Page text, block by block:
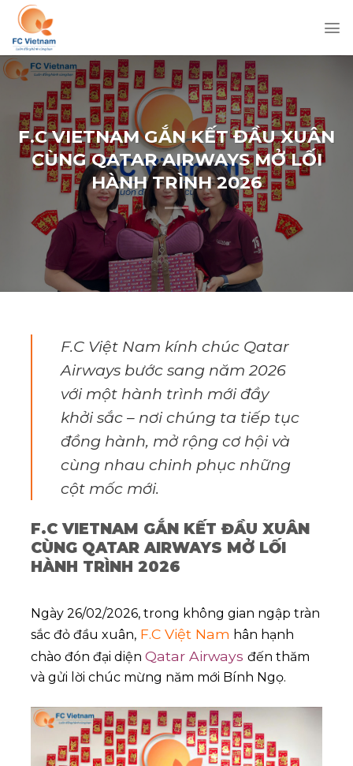
Chuyển
đến
nội
dung
F.C VIETNAM GẮN KẾT ĐẦU XUÂN
CÙNG QATAR AIRWAYS MỞ LỐI
HÀNH TRÌNH 2026
F.C Việt Nam kính chúc Qatar
Airways bước sang năm 2026
với một hành trình mới đầy
khởi sắc – nơi chúng ta tiếp tục
đồng hành, mở rộng cơ hội và
cùng nhau chinh phục những
cột mốc mới.
F.C VIETNAM GẮN KẾT ĐẦU XUÂN
CÙNG QATAR AIRWAYS MỞ LỐI
HÀNH TRÌNH 2026
Ngày 26/02/2026, trong không gian ngập tràn
sắc đỏ đầu xuân, F.C Việt Nam hân hạnh
chào đón đại diện Qatar Airways đến thăm
và gửi lời chúc mừng năm mới Bính Ngọ.